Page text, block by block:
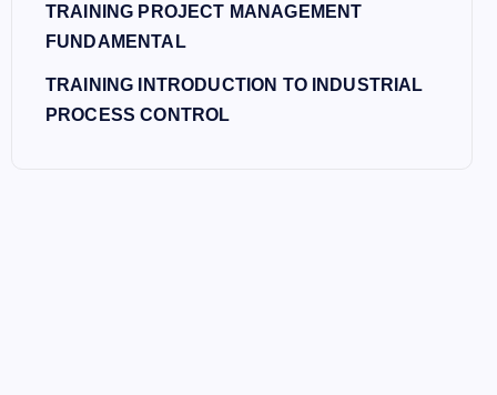
TRAINING PROJECT MANAGEMENT
FUNDAMENTAL
TRAINING INTRODUCTION TO INDUSTRIAL
PROCESS CONTROL